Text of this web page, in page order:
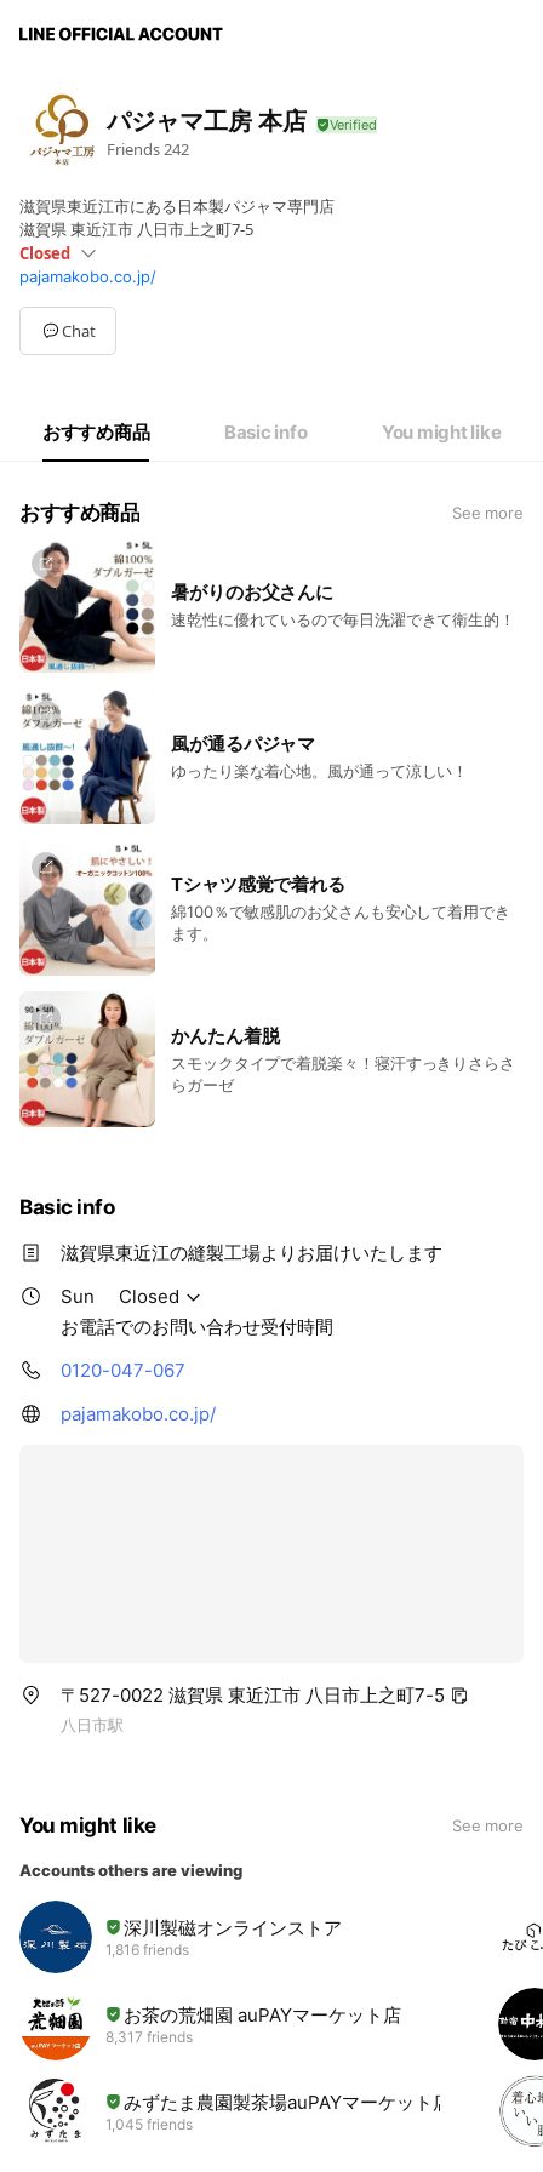
パジャマ工房 本店
Friends 242
滋賀県東近江市にある日本製パジャマ専門店
滋賀県 東近江市 八日市上之町7-5
Closed
SunClosed
Mon10:00 - 12:00,13:00 - 16:00
Tue10:00 - 12:00,13:00 - 16:00
WedClosed
Closed
お電話でのお問い合わせ受付時間
pajamakobo.co.jp/
Chat
おすすめ商品 Basic info You might like
おすすめ商品 See more
暑がりのお父さんに
速乾性に優れているので毎日洗濯できて衛生的！
風が通るパジャマ
ゆったり楽な着心地。風が通って涼しい！
Tシャツ感覚で着れる
綿100％で敏感肌のお父さんも安心して着用でき
ます。
かんたん着脱
スモックタイプで着脱楽々！寝汗すっきりさらさ
らガーゼ
Basic info
滋賀県東近江の縫製工場よりお届けいたします
Sun
Closed
お電話でのお問い合わせ受付時間
0120-047-067
pajamakobo.co.jp/
〒527-0022 滋賀県 東近江市 八日市上之町7-5
八日市駅
You might like See more
Accounts others are viewing
深川製磁オンラインストア
1,816 friends
お茶の荒畑園 auPAYマーケット店
8,317 friends
みずたま農園製茶場auPAYマーケット店
1,045 friends